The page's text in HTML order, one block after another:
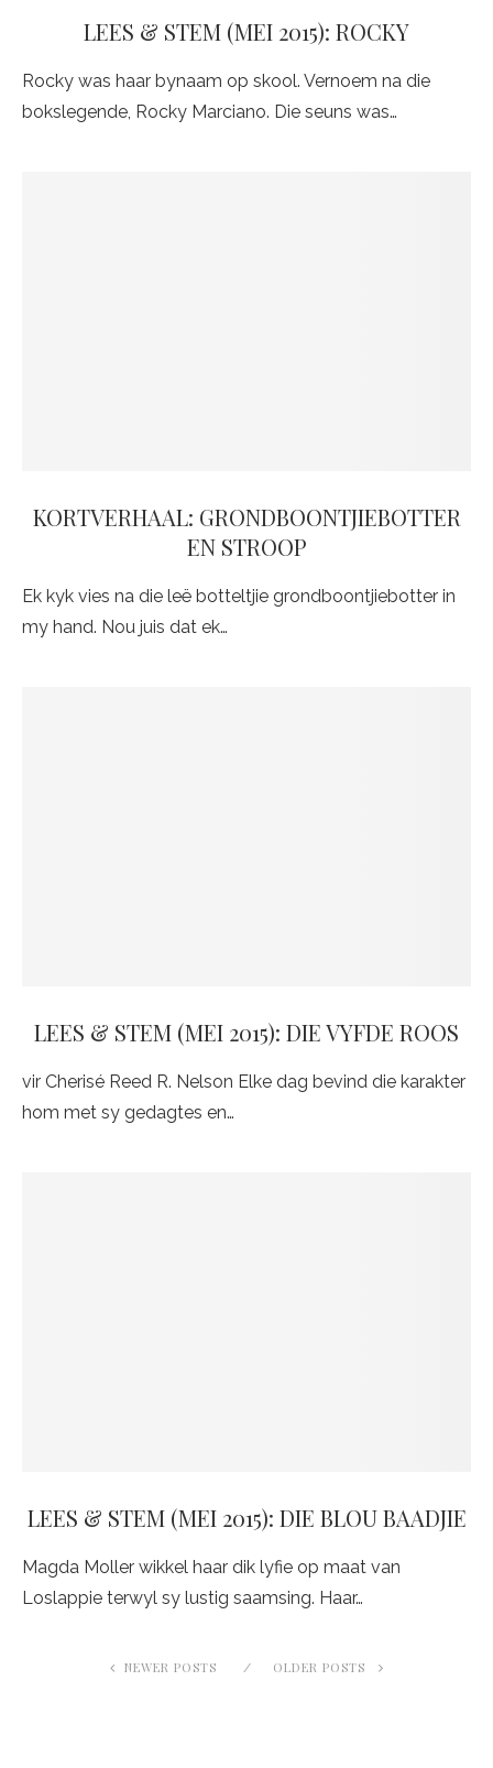
LEES & STEM (MEI 2015): ROCKY
Rocky was haar bynaam op skool. Vernoem na die
bokslegende, Rocky Marciano. Die seuns was…
KORTVERHAAL: GRONDBOONTJIEBOTTER
EN STROOP
Ek kyk vies na die leë botteltjie grondboontjiebotter in
my hand. Nou juis dat ek…
LEES & STEM (MEI 2015): DIE VYFDE ROOS
vir Cherisé Reed R. Nelson Elke dag bevind die karakter
hom met sy gedagtes en…
LEES & STEM (MEI 2015): DIE BLOU BAADJIE
Magda Moller wikkel haar dik lyfie op maat van
Loslappie terwyl sy lustig saamsing. Haar…
NEWER POSTS OLDER POSTS